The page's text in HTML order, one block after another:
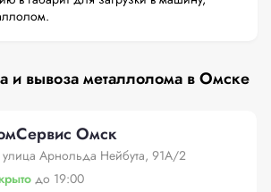
и вывоза металлолома в Омске
Омск
улица Арнольда Нейбута, 91А/2
до 19:00